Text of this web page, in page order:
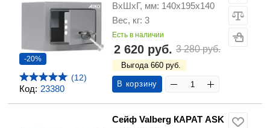
Код: 23380
-20%
(12)
ВхШхГ, мм: 140х195х140
Вес, кг: 3
Есть в наличии
2 620 руб. 3 280 руб.
Выгода 660 руб.
В корзину
Сейф Valberg КАРАТ ASK